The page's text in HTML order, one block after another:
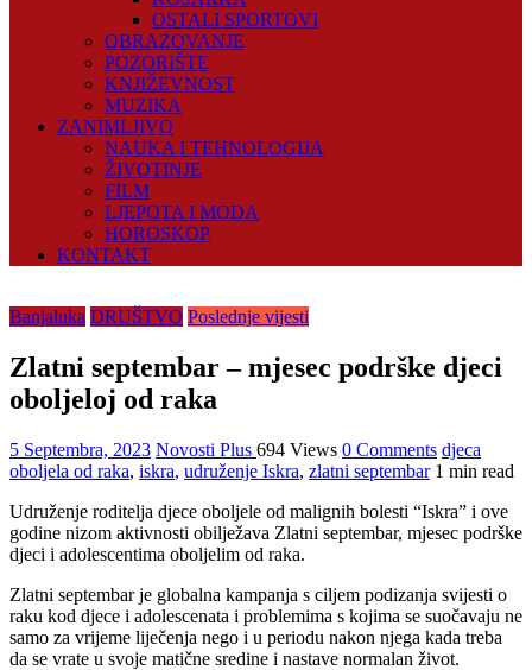
OSTALI SPORTOVI
OBRAZOVANJE
POZORIŠTE
KNJIŽEVNOST
MUZIKA
ZANIMLJIVO
NAUKA I TEHNOLOGIJA
ŽIVOTINJE
FILM
LJEPOTA I MODA
HOROSKOP
KONTAKT
Banjaluka DRUŠTVO Poslednje vijesti
Zlatni septembar – mjesec podrške djeci
oboljeloj od raka
5 Septembra, 2023 Novosti Plus 694 Views 0 Comments djeca
oboljela od raka, iskra, udruženje Iskra, zlatni septembar 1 min read
Udruženje roditelja djece oboljele od malignih bolesti “Iskra” i ove
godine nizom aktivnosti obilježava Zlatni septembar, mjesec podrške
djeci i adolescentima oboljelim od raka.
Zlatni septembar je globalna kampanja s ciljem podizanja svijesti o
raku kod djece i adolescenata i problemima s kojima se suočavaju ne
samo za vrijeme liječenja nego i u periodu nakon njega kada treba
da se vrate u svoje matične sredine i nastave normalan život.